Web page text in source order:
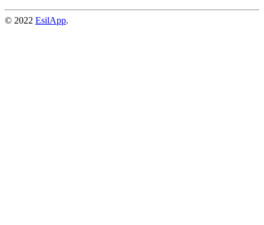
© 2022 EsilApp.